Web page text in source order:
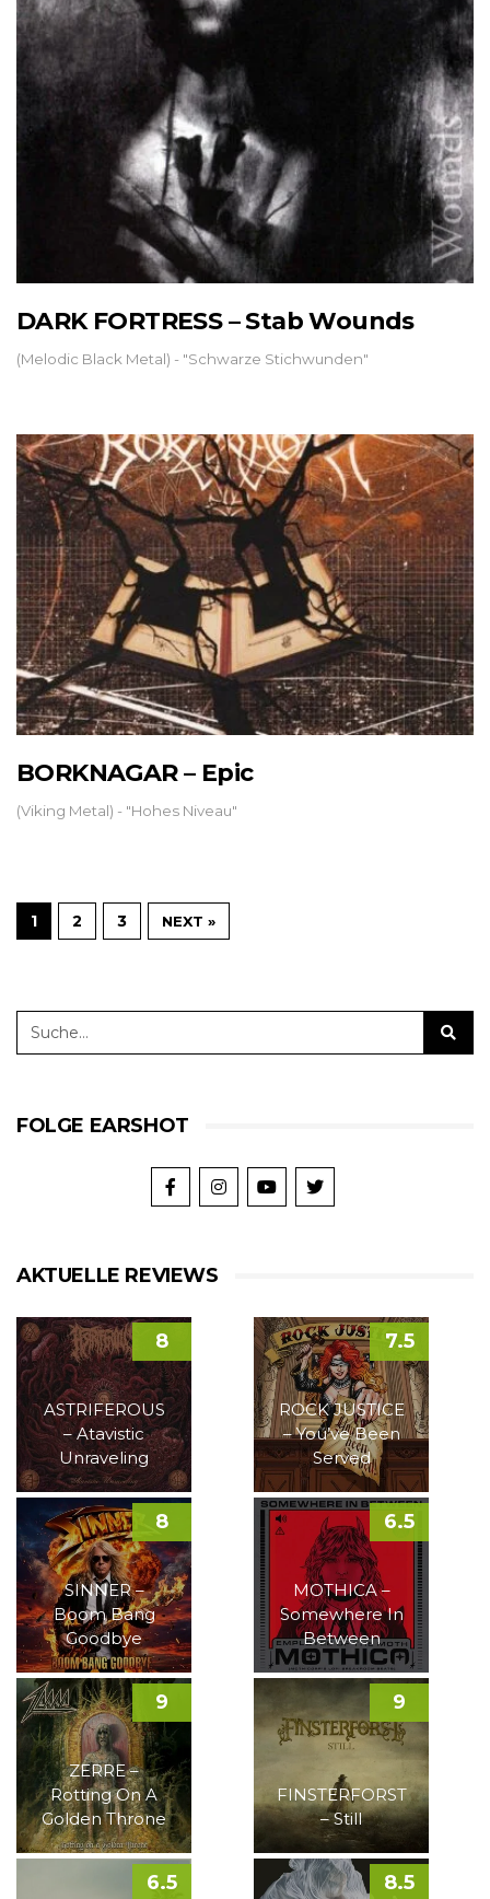
DARK FORTRESS – Stab Wounds
(Melodic Black Metal) - "Schwarze Stichwunden"
BORKNAGAR – Epic
(Viking Metal) - "Hohes Niveau"
1 2 3 NEXT »
FOLGE EARSHOT
AKTUELLE REVIEWS
ASTRIFEROUS
– Atavistic
Unraveling
8
ROCK JUSTICE
– You’ve Been
Served
7.5
SINNER –
Boom Bang
Goodbye
8
MOTHICA –
Somewhere In
Between
6.5
ZERRE –
Rotting On A
Golden Throne
9
FINSTERFORST
– Still
9
6.5 8.5